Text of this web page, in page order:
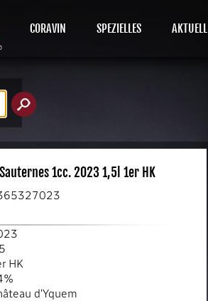
CORAVIN SPEZIELLES AKTUELL
1cc. 2023 1,5l 1er HK
HK
d'Yquem